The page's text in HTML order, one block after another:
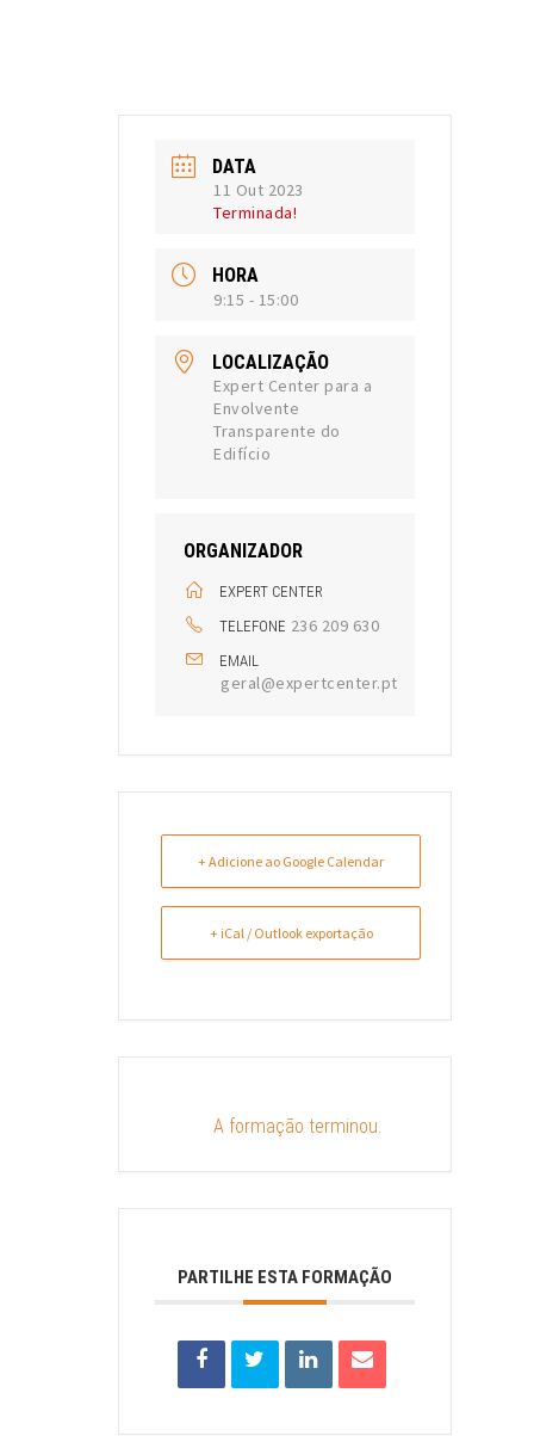
DATA
11 Out 2023
Terminada!
HORA
9:15 - 15:00
LOCALIZAÇÃO
Expert Center para a
Envolvente
Transparente do
Edifício
ORGANIZADOR
EXPERT CENTER
TELEFONE 236 209 630
EMAIL
geral@expertcenter.pt
+ Adicione ao Google Calendar
+ iCal / Outlook exportação
A formação terminou.
PARTILHE ESTA FORMAÇÃO